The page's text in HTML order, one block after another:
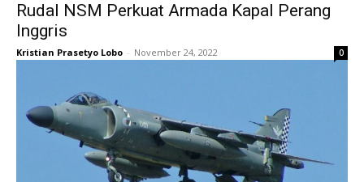
Rudal NSM Perkuat Armada Kapal Perang
Inggris
Kristian Prasetyo Lobo - November 24, 2022 0